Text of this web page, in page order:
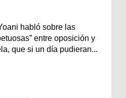
habló sobre las
entre oposición y
que si un día pudieran...